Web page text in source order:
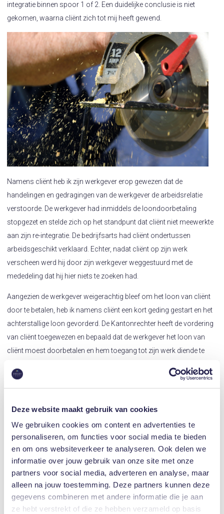
Deze website maakt gebruik van cookies
We gebruiken cookies om content en advertenties te
personaliseren, om functies voor social media te bieden
en om ons websiteverkeer te analyseren. Ook delen we
informatie over jouw gebruik van onze site met onze
partners voor social media, adverteren en analyse, maar
alleen na jouw toestemming. Deze partners kunnen deze
gegevens combineren met andere informatie die je aan
ze hebt verstrekt of die ze hebben verzameld op basis
integratie binnen spoor 1 of 2. Een duidelijke conclusie is niet
gekomen, waarna cliënt zich tot mij heeft gewend.
Namens cliënt heb ik zijn werkgever erop gewezen dat de
handelingen en gedragingen van de werkgever de arbeidsrelatie
verstoorde. De werkgever had inmiddels de loondoorbetaling
stopgezet en stelde zich op het standpunt dat cliënt niet meewerkte
aan zijn re-integratie. De bedrijfsarts had cliënt ondertussen
arbeidsgeschikt verklaard. Echter, nadat cliënt op zijn werk
verscheen werd hij door zijn werkgever weggestuurd met de
mededeling dat hij hier niets te zoeken had.
Aangezien de werkgever weigerachtig bleef om het loon van cliënt
door te betalen, heb ik namens cliënt een kort geding gestart en het
achterstallige loon gevorderd. De Kantonrechter heeft de vordering
van cliënt toegewezen en bepaald dat de werkgever het loon van
cliënt moest doorbetalen en hem toegang tot zijn werk diende te
was ontstaan, heeft werkgever alsnog meegewerkt aan een
minnelijke beëindigingsregeling.
Meer Bewezen Resultaten!
Veelgevraagde Diensten